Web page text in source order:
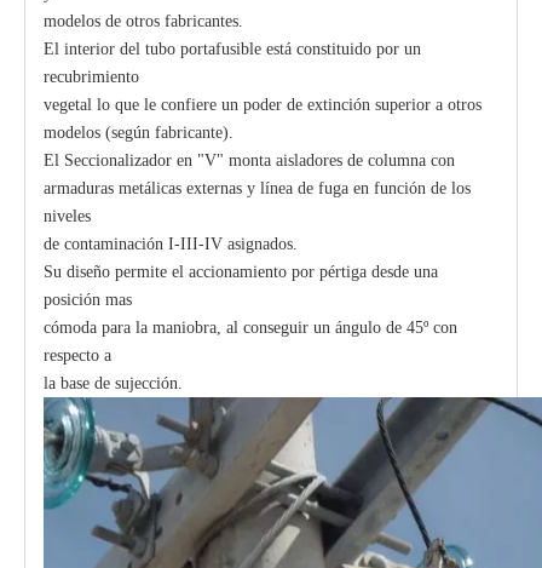
modelos de otros fabricantes.
El interior del tubo portafusible está constituido por un
recubrimiento
vegetal lo que le confiere un poder de extinción superior a otros
modelos (según fabricante).
El Seccionalizador en "V" monta aisladores de columna con
armaduras metálicas externas y línea de fuga en función de los
niveles
de contaminación I-III-IV asignados.
Su diseño permite el accionamiento por pértiga desde una
posición mas
cómoda para la maniobra, al conseguir un ángulo de 45º con
respecto a
la base de sujección.